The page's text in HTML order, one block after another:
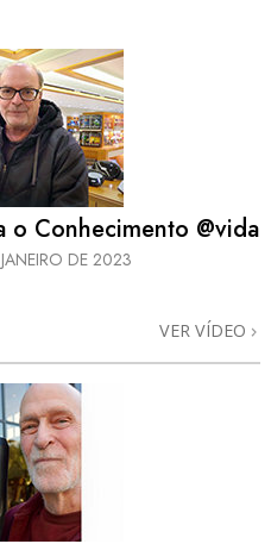
o Conhecimento @vida
DE 2023
VER VÍDEO